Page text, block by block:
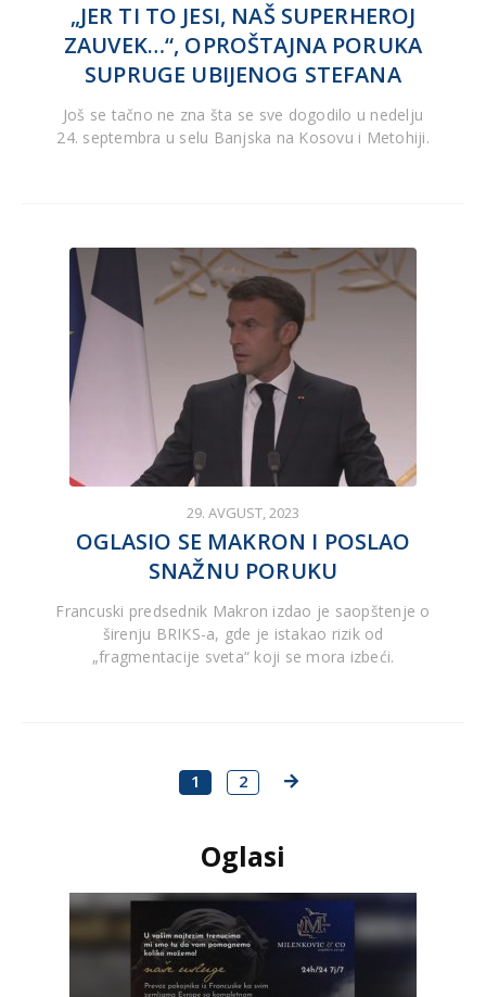
„JER TI TO JESI, NAŠ SUPERHEROJ
ZAUVEK…“, OPROŠTAJNA PORUKA
SUPRUGE UBIJENOG STEFANA
Još se tačno ne zna šta se sve dogodilo u nedelju
24. septembra u selu Banjska na Kosovu i Metohiji.
29. AVGUST, 2023
OGLASIO SE MAKRON I POSLAO
SNAŽNU PORUKU
Francuski predsednik Makron izdao je saopštenje o
širenju BRIKS-a, gde je istakao rizik od
„fragmentacije sveta“ koji se mora izbeći.
1 2
Oglasi